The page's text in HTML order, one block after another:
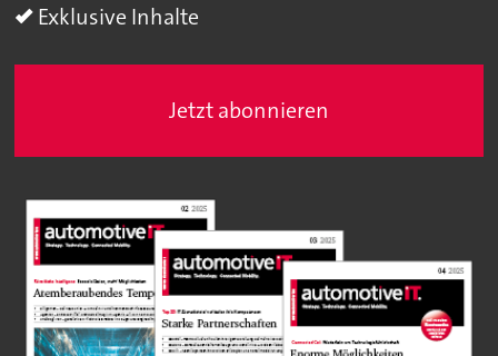
Exklusive Inhalte
Jetzt abonnieren